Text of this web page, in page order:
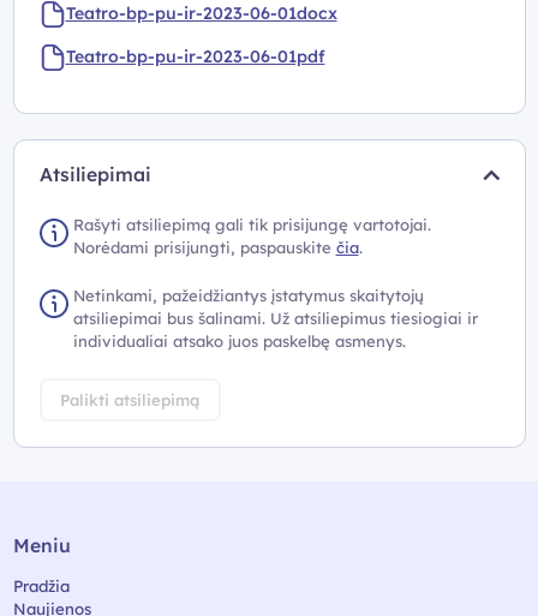
Teatro-bp-pu-ir-2023-06-01docx
Teatro-bp-pu-ir-2023-06-01pdf
Atsiliepimai
Rašyti atsiliepimą gali tik prisijungę vartotojai.
Norėdami prisijungti, paspauskite čia.
Netinkami, pažeidžiantys įstatymus skaitytojų
atsiliepimai bus šalinami. Už atsiliepimus tiesiogiai ir
individualiai atsako juos paskelbę asmenys.
Palikti atsiliepimą
Meniu
Pradžia
Naujienos